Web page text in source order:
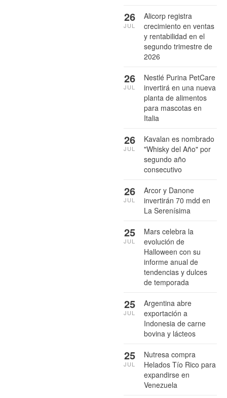
Alicorp registra
crecimiento en ventas
y rentabilidad en el
segundo trimestre de
2026
26
JUL
Nestlé Purina PetCare
invertirá en una nueva
planta de alimentos
para mascotas en
Italia
26
JUL
Kavalan es nombrado
"Whisky del Año" por
segundo año
consecutivo
26
JUL
Arcor y Danone
invertirán 70 mdd en
La Serenísima
26
JUL
Mars celebra la
evolución de
Halloween con su
informe anual de
tendencias y dulces
de temporada
25
JUL
Argentina abre
exportación a
Indonesia de carne
bovina y lácteos
25
JUL
Nutresa compra
Helados Tío Rico para
expandirse en
Venezuela
25
JUL